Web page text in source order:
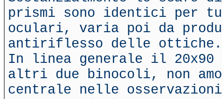
prismi sono identici per
oculari, varia poi da
antiriflesso delle ottiche.
In linea generale il 20x90
altri due binocoli, non
centrale nelle osservazioni